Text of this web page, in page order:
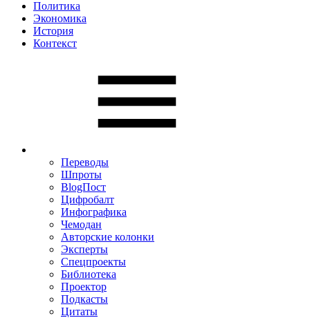
Политика
Экономика
История
Контекст
Переводы
Шпроты
BlogПост
Цифробалт
Инфографика
Чемодан
Авторские колонки
Эксперты
Спецпроекты
Библиотека
Проектор
Подкасты
Цитаты